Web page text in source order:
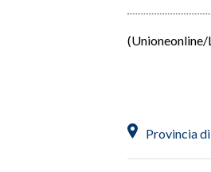
(Unioneonline/
Provincia